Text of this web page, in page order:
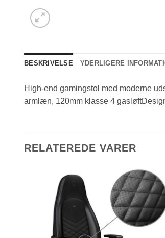
BESKRIVELSE YDERLIGERE
High-end gamingstol med moderne
armlæn, 120mm klasse 4
RELATEREDE VARER